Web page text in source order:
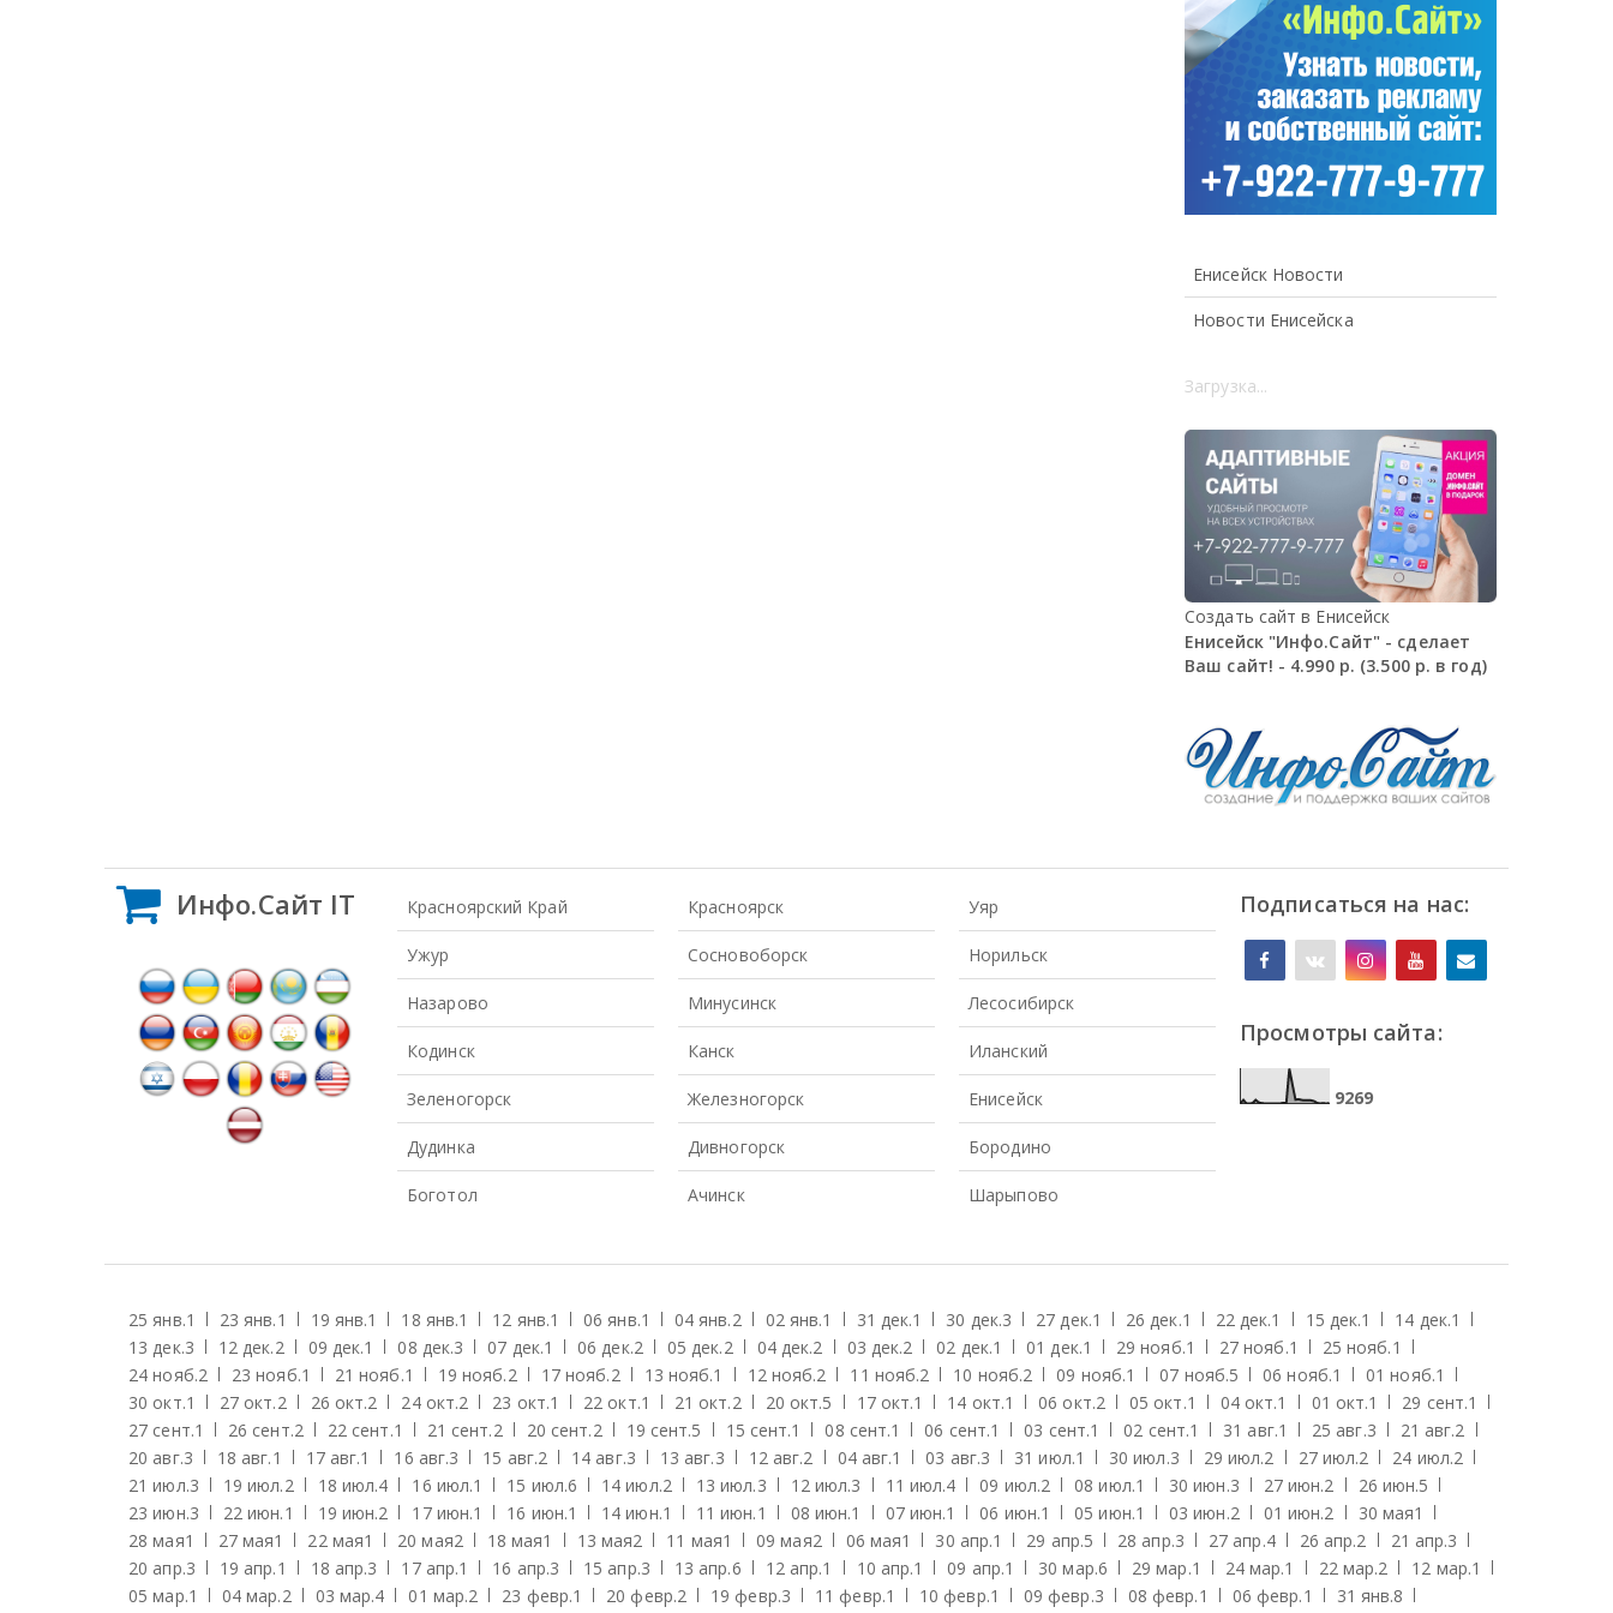
Енисейск Новости
Новости Енисейска
Загрузка...
Создать сайт в Енисейск
Енисейск "Инфо.Сайт" - сделает
Ваш сайт! - 4.990 р. (3.500 р. в год)
Инфо.Сайт IT Красноярский Край
Ужур
Назарово
Кодинск
Зеленогорск
Дудинка
Боготол
Красноярск
Сосновоборск
Минусинск
Канск
Железногорск
Дивногорск
Ачинск
Уяр
Норильск
Лесосибирск
Иланский
Енисейск
Бородино
Шарыпово
Подписаться на нас:
Просмотры сайта:
9269
25 янв.1 23 янв.1 19 янв.1 18 янв.1 12 янв.1 06 янв.1 04 янв.2 02 янв.1 31 дек.1 30 дек.3 27 дек.1 26 дек.1 22 дек.1 15 дек.1 14 дек.1
13 дек.3 12 дек.2 09 дек.1 08 дек.3 07 дек.1 06 дек.2 05 дек.2 04 дек.2 03 дек.2 02 дек.1 01 дек.1 29 нояб.1 27 нояб.1 25 нояб.1
24 нояб.2 23 нояб.1 21 нояб.1 19 нояб.2 17 нояб.2 13 нояб.1 12 нояб.2 11 нояб.2 10 нояб.2 09 нояб.1 07 нояб.5 06 нояб.1 01 нояб.1
30 окт.1 27 окт.2 26 окт.2 24 окт.2 23 окт.1 22 окт.1 21 окт.2 20 окт.5 17 окт.1 14 окт.1 06 окт.2 05 окт.1 04 окт.1 01 окт.1 29 сент.1
27 сент.1 26 сент.2 22 сент.1 21 сент.2 20 сент.2 19 сент.5 15 сент.1 08 сент.1 06 сент.1 03 сент.1 02 сент.1 31 авг.1 25 авг.3 21 авг.2
20 авг.3 18 авг.1 17 авг.1 16 авг.3 15 авг.2 14 авг.3 13 авг.3 12 авг.2 04 авг.1 03 авг.3 31 июл.1 30 июл.3 29 июл.2 27 июл.2 24 июл.2
21 июл.3 19 июл.2 18 июл.4 16 июл.1 15 июл.6 14 июл.2 13 июл.3 12 июл.3 11 июл.4 09 июл.2 08 июл.1 30 июн.3 27 июн.2 26 июн.5
23 июн.3 22 июн.1 19 июн.2 17 июн.1 16 июн.1 14 июн.1 11 июн.1 08 июн.1 07 июн.1 06 июн.1 05 июн.1 03 июн.2 01 июн.2 30 мая1
28 мая1 27 мая1 22 мая1 20 мая2 18 мая1 13 мая2 11 мая1 09 мая2 06 мая1 30 апр.1 29 апр.5 28 апр.3 27 апр.4 26 апр.2 21 апр.3
20 апр.3 19 апр.1 18 апр.3 17 апр.1 16 апр.3 15 апр.3 13 апр.6 12 апр.1 10 апр.1 09 апр.1 30 мар.6 29 мар.1 24 мар.1 22 мар.2 12 мар.1
05 мар.1 04 мар.2 03 мар.4 01 мар.2 23 февр.1 20 февр.2 19 февр.3 11 февр.1 10 февр.1 09 февр.3 08 февр.1 06 февр.1 31 янв.8